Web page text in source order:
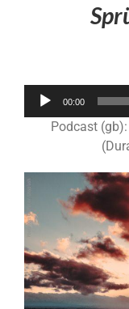
00:00
Podcast (gb):